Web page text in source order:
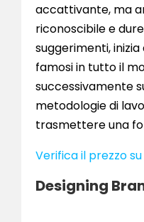
accattivante, ma
riconoscibile e
suggerimenti, inizia
famosi in tutto il
successivamente
metodologie di
trasmettere una
Verifica il prezzo
Designing